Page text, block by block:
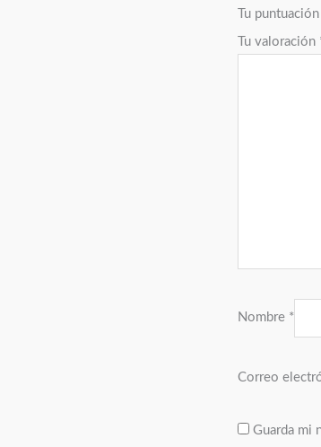
Tu puntuación
Tu valoración
Nombre *
Correo
Guarda mi